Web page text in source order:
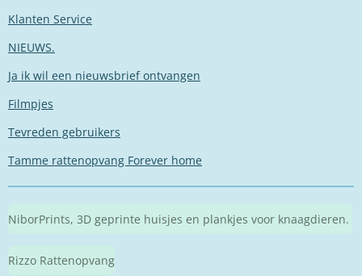
Klanten Service
NIEUWS.
Ja ik wil een nieuwsbrief ontvangen
Filmpjes
Tevreden gebruikers
Tamme rattenopvang Forever home
NiborPrints, 3D geprinte huisjes en plankjes voor knaagdieren.
Rizzo Rattenopvang